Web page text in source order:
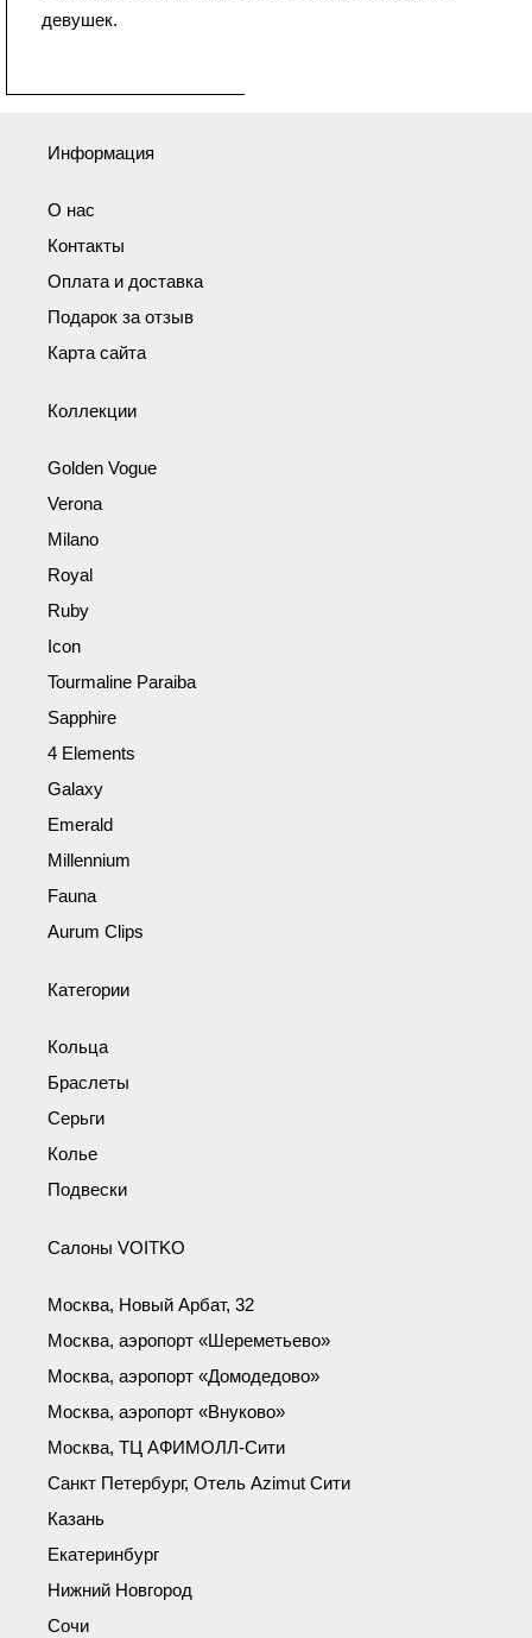
девушек.
Информация
О нас
Контакты
Оплата и доставка
Подарок за отзыв
Карта сайта
Коллекции
Golden Vogue
Verona
Milano
Royal
Ruby
Icon
Tourmaline Paraiba
Sapphire
4 Elements
Galaxy
Emerald
Millennium
Fauna
Aurum Clips
Категории
Кольца
Браслеты
Серьги
Колье
Подвески
Салоны VOITKO
Москва, Новый Арбат, 32
Москва, аэропорт «Шереметьево»
Москва, аэропорт «Домодедово»
Москва, аэропорт «Внуково»
Москва, ТЦ АФИМОЛЛ-Сити
Санкт Петербург, Отель Azimut Сити
Казань
Екатеринбург
Нижний Новгород
Сочи